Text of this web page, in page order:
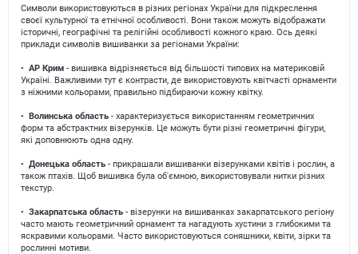
Символи використовуються в різних регіонах України для підкреслення
своєї культурної та етнічної особливості. Вони також можуть відображати
історичні, географічні та релігійні особливості кожного краю. Ось деякі
приклади символів вишиванки за регіонами України:
• АР Крим- вишивка відрізняється від більшості типових на материковій
Україні. Важливими тут є контрасти, де використовують квітчасті орнаменти
з ніжними кольорами, правильно підбираючи кожну квітку.
• Волинська область- характеризується використанням геометричних
форм та абстрактних візерунків. Це можуть бути різні геометричні фігури,
які доповнюють одна одну.
• Донецька область- прикрашали вишиванки візерунками квітів і рослин, а
також птахів. Щоб вишивка була об'ємною, використовували нитки різних
текстур.
• Закарпатська область- візерунки на вишиванках закарпатського регіону
часто мають геометричний орнамент та нагадують хустини з глибокими та
яскравими кольорами. Часто використовуються соняшники, квіти, зірки та
рослинні мотиви.